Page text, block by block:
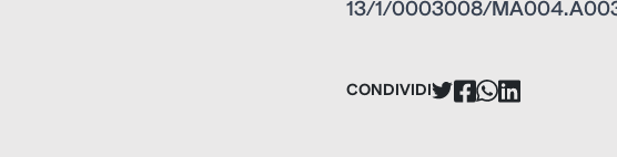
13/1/0003008/
CONDIVIDI